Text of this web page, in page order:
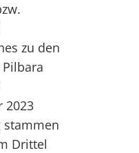
zu den
2023
stammen
Drittel